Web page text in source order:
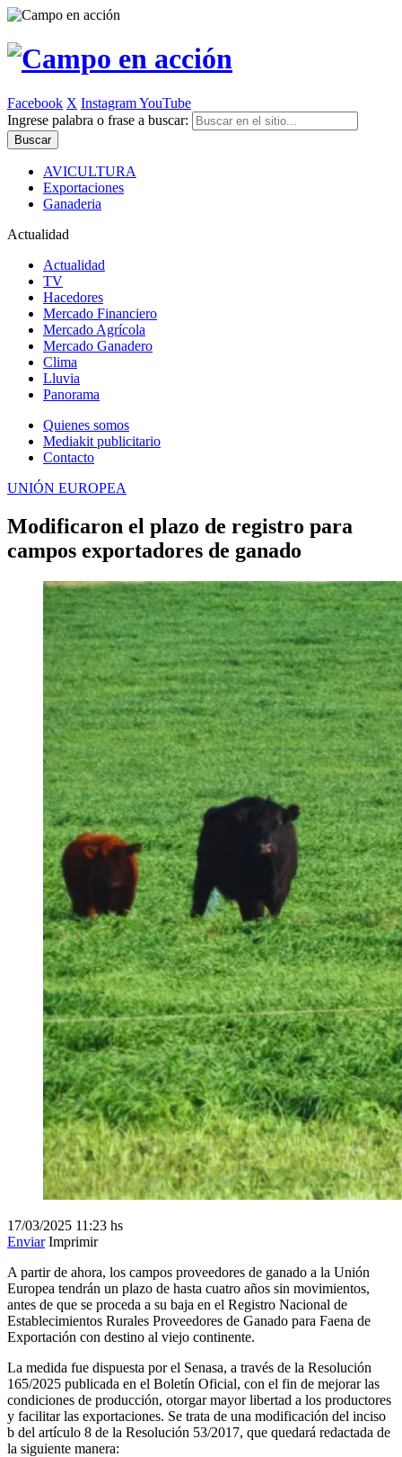
Facebook X InstagramYouTube
Ingrese palabra o frase a buscar:
AVICULTURA
Exportaciones
Ganaderia
Actualidad
Actualidad
TV
Hacedores
Mercado Financiero
Mercado Agrícola
Mercado Ganadero
Clima
Lluvia
Panorama
Quienes somos
Mediakit publicitario
Contacto
UNIÓN EUROPEA
Modificaron el plazo de registro para
campos exportadores de ganado
17/03/2025 11:23 hs
Enviar Imprimir
A partir de ahora, los campos proveedores de ganado a la Unión
Europea tendrán un plazo de hasta cuatro años sin movimientos,
antes de que se proceda a su baja en el Registro Nacional de
Establecimientos Rurales Proveedores de Ganado para Faena de
Exportación con destino al viejo continente.
La medida fue dispuesta por el Senasa, a través de la Resolución
165/2025 publicada en el Boletín Oficial, con el fin de mejorar las
condiciones de producción, otorgar mayor libertad a los productores
y facilitar las exportaciones. Se trata de una modificación del inciso
b del artículo 8 de la Resolución 53/2017, que quedará redactada de
la siguiente manera: